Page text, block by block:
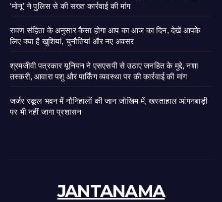
‘मोनू’ ने पुलिस से की सख्त कार्रवाई की मांग
रावण संहिता के अनुसार कैसा होगा आप का आज का दिन, देखें आपके
लिए क्या है खुशियां, चुनौतियां और नए अवसर
श्रमजीवी पत्रकार यूनियन ने एसएसपी से उठाए जनहित के मुद्दे, नशा
तस्करी, आवारा पशु और पार्किंग व्यवस्था पर की कार्रवाई की मांग
जर्जर स्कूल भवन में नौनिहालों की जान जोखिम में, खस्ताहाल आंगनबाड़ी
पर भी नहीं जागा प्रशासन
JANTANAMA